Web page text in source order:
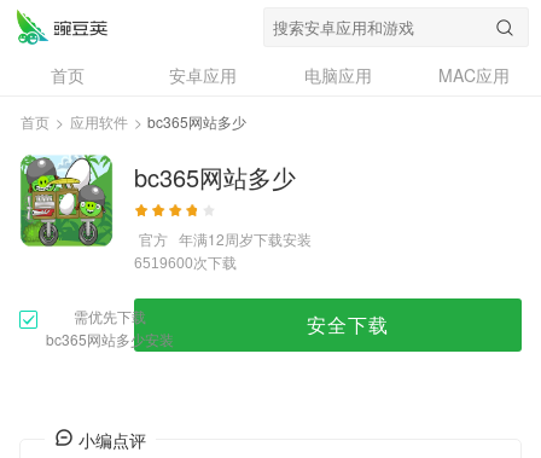
首页 安卓应用 电脑应用
MAC应用
资讯
专题
问答
首页 > 应用软件 > bc365网站多少
bc365网站多少
官方 年满12周岁下载安装
6519600次下载
需优先下载
bc365网站多少安装
安全下载
小编点评